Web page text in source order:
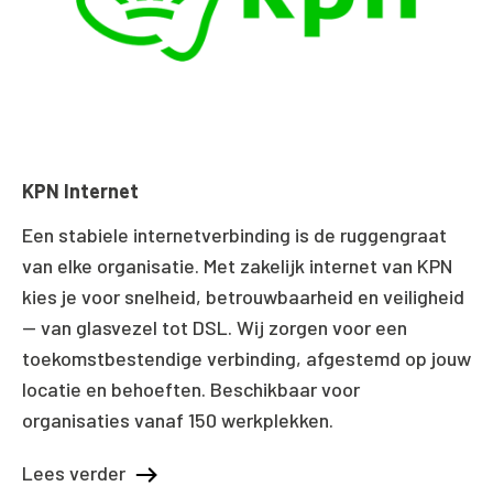
KPN Internet
Een stabiele internetverbinding is de ruggengraat
van elke organisatie. Met zakelijk internet van KPN
kies je voor snelheid, betrouwbaarheid en veiligheid
— van glasvezel tot DSL. Wij zorgen voor een
toekomstbestendige verbinding, afgestemd op jouw
locatie en behoeften. Beschikbaar voor
organisaties vanaf 150 werkplekken.
Lees verder